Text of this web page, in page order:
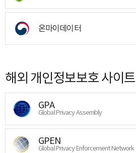
온마이데이터
해외 개인정보보호 사이트
GPA
Global Privacy Assembly
GPEN
Global Privacy Enforcement Network